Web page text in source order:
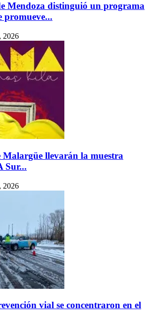
Mendoza distinguió un programa
promueve...
2026
Malargüe llevarán la muestra
Sur...
2026
vial se concentraron en el